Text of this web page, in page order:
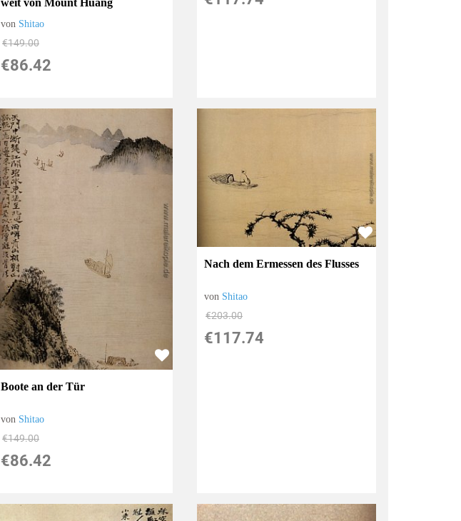
weit von Mount Huang
von Shitao
€149.00
€86.42
Boote an der Tür
von Shitao
€149.00
€86.42
Nach dem Ermessen des Flusses
von Shitao
€203.00
€117.74